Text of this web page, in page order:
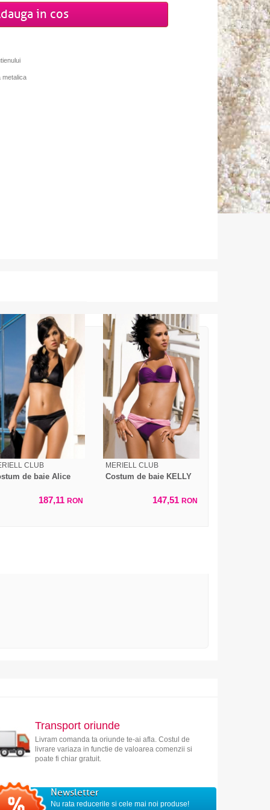
in cos
metalica
CLUB
de baie Alice
187,11 RON
MERIELL CLUB
Costum de baie KELLY
147,51 RON
Transport oriunde
Livram comanda ta oriunde te-ai afla. Costul de
livrare variaza in functie de valoarea comenzii si
poate fi chiar gratuit.
Newsletter
Nu rata reducerile si cele mai noi produse!